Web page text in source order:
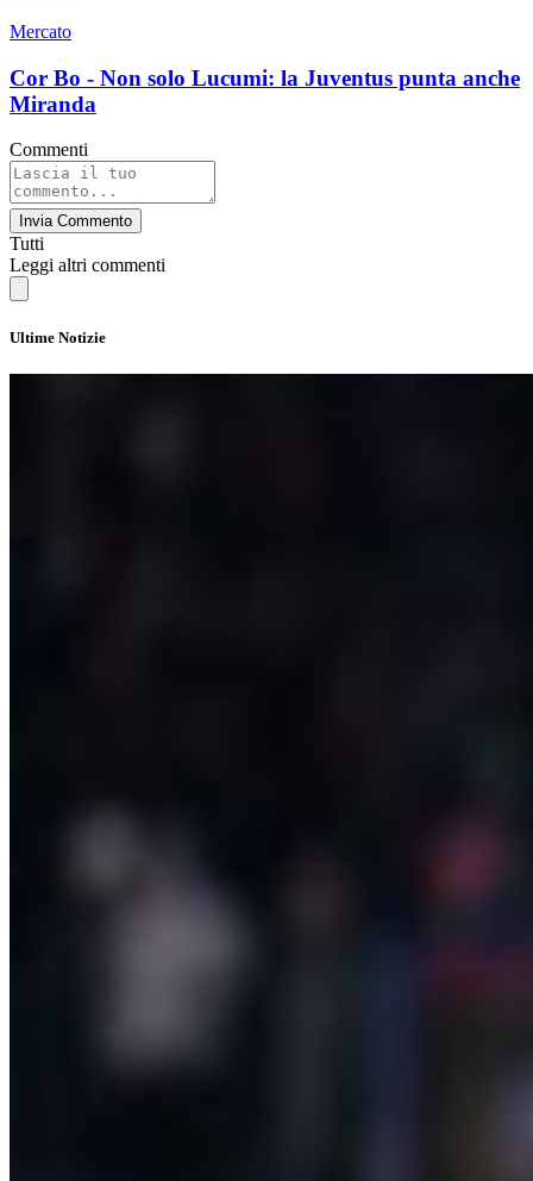
Mercato
Cor Bo - Non solo Lucumi: la Juventus punta anche
Miranda
Commenti
Invia Commento
Tutti
Leggi altri commenti
Ultime Notizie